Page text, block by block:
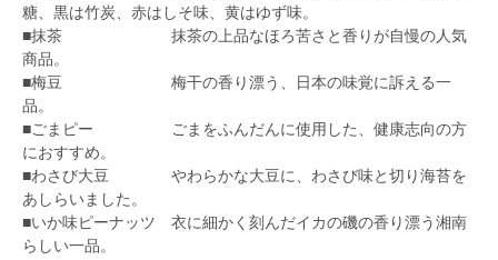
糖、黒は竹炭、赤はしそ味、黄はゆず味。
■抹茶 抹茶の上品なほろ苦さと香りが自慢の人気
商品。
■梅豆 梅干の香り漂う、日本の味覚に訴える一
品。
■ごまピー ごまをふんだんに使用した、健康志向の方
におすすめ。
■わさび大豆 やわらかな大豆に、わさび味と切り海苔を
あしらいました。
■いか味ピーナッツ 衣に細かく刻んだイカの磯の香り漂う湘南
らしい一品。